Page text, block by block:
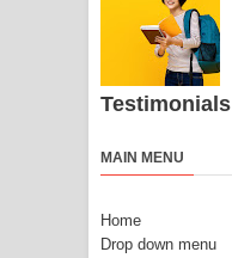
Testimonials
MAIN MENU
Home
Drop down menu